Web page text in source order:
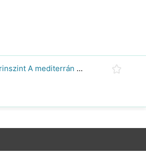
Hogyan koleszterinszint A mediterrán étrend